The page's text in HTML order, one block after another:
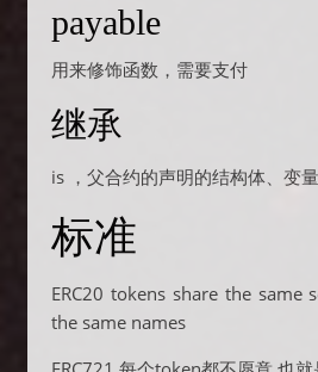
payable
用来修饰函数，需要支付
继承
is ，父合约的声明的结构体、变
标准
ERC20 tokens share the same
the same names